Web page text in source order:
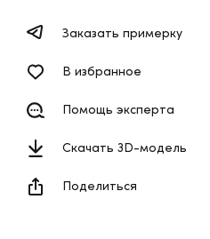
Заказать примерку
В избранное
Помощь эксперта
Скачать 3D-модель
Поделиться